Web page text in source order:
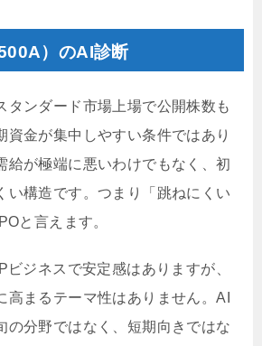
）のAI診断
タンダード市場上場で公開株数も
資金が集中しやすい条件ではあり
給が極端に悪いわけでもなく、初
い構造です。つまり「跳ねにくい
と言えます。
ジネスで安定感はありますが、
高まるテーマ性はありません。AI
の分野ではなく、短期向きではな